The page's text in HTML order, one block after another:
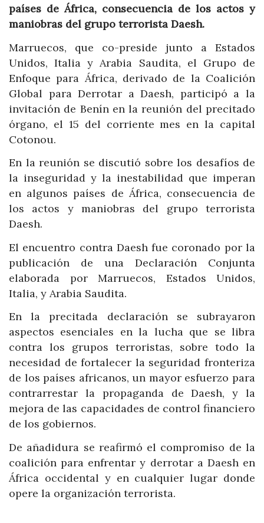
países de África, consecuencia de los actos y
maniobras del grupo terrorista Daesh.
Marruecos, que co-preside junto a Estados
Unidos, Italia y Arabia Saudita, el Grupo de
Enfoque para África, derivado de la Coalición
Global para Derrotar a Daesh, participó a la
invitación de Benín en la reunión del precitado
órgano, el 15 del corriente mes en la capital
Cotonou.
En la reunión se discutió sobre los desafíos de
la inseguridad y la inestabilidad que imperan
en algunos países de África, consecuencia de
los actos y maniobras del grupo terrorista
Daesh.
El encuentro contra Daesh fue coronado por la
publicación de una Declaración Conjunta
elaborada por Marruecos, Estados Unidos,
Italia, y Arabia Saudita.
En la precitada declaración se subrayaron
aspectos esenciales en la lucha que se libra
contra los grupos terroristas, sobre todo la
necesidad de fortalecer la seguridad fronteriza
de los países africanos, un mayor esfuerzo para
contrarrestar la propaganda de Daesh, y la
mejora de las capacidades de control financiero
de los gobiernos.
De añadidura se reafirmó el compromiso de la
coalición para enfrentar y derrotar a Daesh en
África occidental y en cualquier lugar donde
opere la organización terrorista.